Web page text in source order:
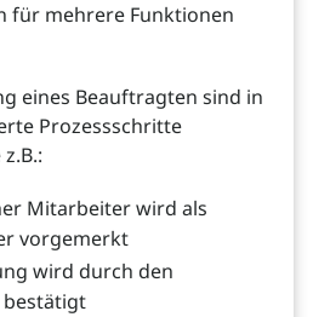
für mehrere Funktionen
eines Beauftragten sind in
Prozessschritte
Mitarbeiter wird als
vorgemerkt
wird durch den